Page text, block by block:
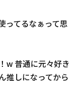
ってるなぁって思
w 普通に元々好き
推しになってから